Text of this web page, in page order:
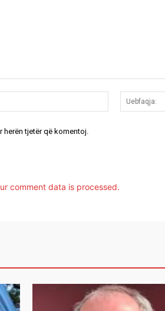
Email:*
herën tjetër që komentoj.
comment data is processed.